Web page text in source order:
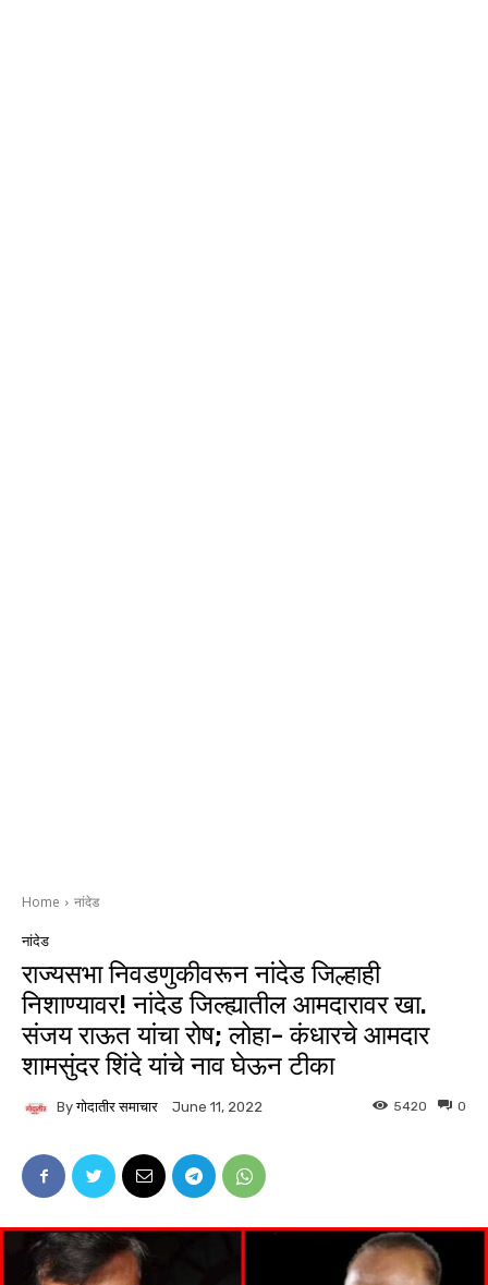
Home नांदेड
नांदेड
राज्यसभा निवडणुकीवरून नांदेड जिल्हाही
निशाण्यावर! नांदेड जिल्ह्यातील आमदारावर खा.
संजय राऊत यांचा रोष; लोहा- कंधारचे आमदार
शामसुंदर शिंदे यांचे नाव घेऊन टीका
By गोदातीर समाचार June 11, 2022 0
5420